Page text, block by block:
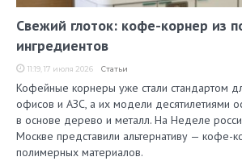
Свежий глоток: кофе-корнер из
ингредиентов
11:19, 17 июля 2026 Статьи
Кофейные корнеры уже стали стандартом
офисов и АЗС, а их модели десятилетиями
в основе дерево и металл. На Неделе
Москве представили альтернативу — кофе-
полимерных материалов.